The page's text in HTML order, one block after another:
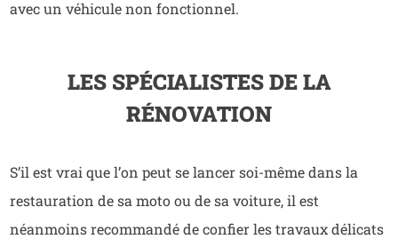
avec un véhicule non fonctionnel.
LES SPÉCIALISTES DE LA
RÉNOVATION
S’il est vrai que l’on peut se lancer soi-même dans la
restauration de sa moto ou de sa voiture, il est
néanmoins recommandé de confier les travaux délicats